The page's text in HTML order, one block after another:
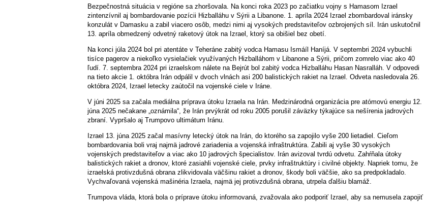
Bezpečnostná situácia v regióne sa zhoršovala. Na konci roka 2023 po začiatku vojny s Hamasom Izrael
zintenzívnil aj bombardovanie pozícii Hizballáhu v Sýrii a Libanone. 1. apríla 2024 Izrael zbombardoval iránsky
konzulát v Damasku a zabil viacero osôb, medzi nimi aj vysokých predstaviteľov ozbrojených síl. Irán uskutočnil
13. apríla obmedzený odvetný raketový útok na Izrael, ktorý sa obišiel bez obetí.
Na konci júla 2024 bol pri atentáte v Teheráne zabitý vodca Hamasu Ismáíl Haníjá. V septembri 2024 vybuchli
tisíce pagerov a niekoľko vysielačiek využívaných Hizballáhom v Libanone a Sýrii, pričom zomrelo viac ako 40
ľudí. 7. septembra 2024 pri izraelskom nálete na Bejrút bol zabitý vodca Hizballáhu Hasan Nasralláh. V odpovedi
na tieto akcie 1. októbra Irán odpálil v dvoch vlnách asi 200 balistických rakiet na Izrael. Odveta nasledovala 26.
októbra 2024, Izrael letecky zaútočil na vojenské ciele v Iráne.
V júni 2025 sa začala mediálna príprava útoku Izraela na Irán. Medzinárodná organizácia pre atómovú energiu 12.
júna 2025 nečakane „oznámila“, že Irán prvýkrát od roku 2005 porušil záväzky týkajúce sa nešírenia jadrových
zbraní. Vypršalo aj Trumpovo ultimátum Iránu.
Izrael 13. júna 2025 začal masívny letecký útok na Irán, do ktorého sa zapojilo vyše 200 lietadiel. Cieľom
bombardovania boli vraj najmä jadrové zariadenia a vojenská infraštruktúra. Zabili aj vyše 30 vysokých
vojenských predstaviteľov a viac ako 10 jadrových špecialistov. Irán avizoval tvrdú odvetu. Zahŕňala útoky
balistických rakiet a dronov, ktoré zasiahli vojenské ciele, prvky infraštruktúry i civilné objekty. Napriek tomu, že
izraelská protivzdušná obrana zlikvidovala väčšinu rakiet a dronov, škody boli väčšie, ako sa predpokladalo.
Vychvaľovaná vojenská mašinéria Izraela, najmä jej protivzdušná obrana, utrpela ďalšiu blamáž.
Trumpova vláda, ktorá bola o príprave útoku informovaná, zvažovala ako podporiť Izrael, aby sa nemusela zapojiť